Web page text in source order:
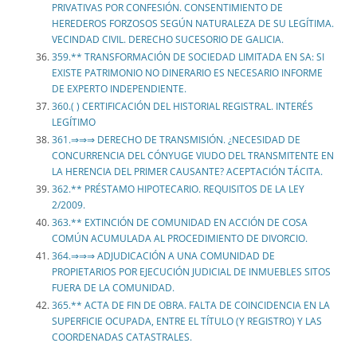
PRIVATIVAS POR CONFESIÓN. CONSENTIMIENTO DE
HEREDEROS FORZOSOS SEGÚN NATURALEZA DE SU LEGÍTIMA.
VECINDAD CIVIL. DERECHO SUCESORIO DE GALICIA.
359.** TRANSFORMACIÓN DE SOCIEDAD LIMITADA EN SA: SI
EXISTE PATRIMONIO NO DINERARIO ES NECESARIO INFORME
DE EXPERTO INDEPENDIENTE.
360.( ) CERTIFICACIÓN DEL HISTORIAL REGISTRAL. INTERÉS
LEGÍTIMO
361.⇒⇒⇒ DERECHO DE TRANSMISIÓN. ¿NECESIDAD DE
CONCURRENCIA DEL CÓNYUGE VIUDO DEL TRANSMITENTE EN
LA HERENCIA DEL PRIMER CAUSANTE? ACEPTACIÓN TÁCITA.
362.** PRÉSTAMO HIPOTECARIO. REQUISITOS DE LA LEY
2/2009.
363.** EXTINCIÓN DE COMUNIDAD EN ACCIÓN DE COSA
COMÚN ACUMULADA AL PROCEDIMIENTO DE DIVORCIO.
364.⇒⇒⇒ ADJUDICACIÓN A UNA COMUNIDAD DE
PROPIETARIOS POR EJECUCIÓN JUDICIAL DE INMUEBLES SITOS
FUERA DE LA COMUNIDAD.
365.** ACTA DE FIN DE OBRA. FALTA DE COINCIDENCIA EN LA
SUPERFICIE OCUPADA, ENTRE EL TÍTULO (Y REGISTRO) Y LAS
COORDENADAS CATASTRALES.